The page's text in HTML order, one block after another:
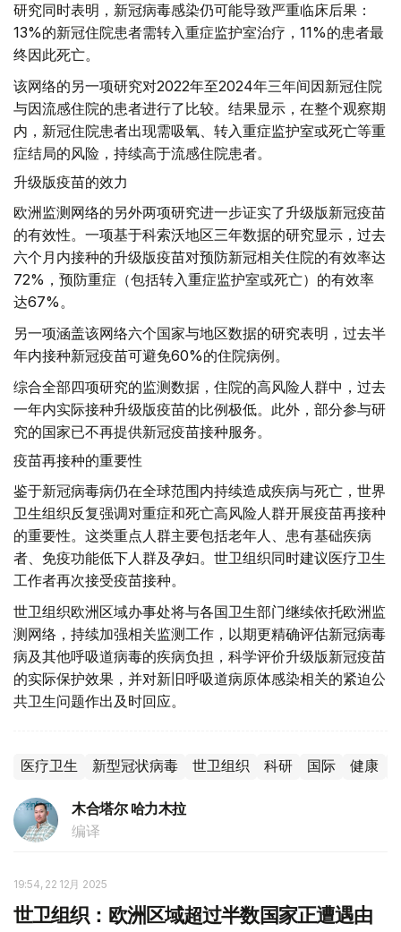
研究同时表明，新冠病毒感染仍可能导致严重临床后果：
13%的新冠住院患者需转入重症监护室治疗，11%的患者最
终因此死亡。
该网络的另一项研究对2022年至2024年三年间因新冠住院
与因流感住院的患者进行了比较。结果显示，在整个观察期
内，新冠住院患者出现需吸氧、转入重症监护室或死亡等重
症结局的风险，持续高于流感住院患者。
升级版疫苗的效力
欧洲监测网络的另外两项研究进一步证实了升级版新冠疫苗
的有效性。一项基于科索沃地区三年数据的研究显示，过去
六个月内接种的升级版疫苗对预防新冠相关住院的有效率达
72%，预防重症（包括转入重症监护室或死亡）的有效率
达67%。
另一项涵盖该网络六个国家与地区数据的研究表明，过去半
年内接种新冠疫苗可避免60%的住院病例。
综合全部四项研究的监测数据，住院的高风险人群中，过去
一年内实际接种升级版疫苗的比例极低。此外，部分参与研
究的国家已不再提供新冠疫苗接种服务。
疫苗再接种的重要性
鉴于新冠病毒病仍在全球范围内持续造成疾病与死亡，世界
卫生组织反复强调对重症和死亡高风险人群开展疫苗再接种
的重要性。这类重点人群主要包括老年人、患有基础疾病
者、免疫功能低下人群及孕妇。世卫组织同时建议医疗卫生
工作者再次接受疫苗接种。
世卫组织欧洲区域办事处将与各国卫生部门继续依托欧洲监
测网络，持续加强相关监测工作，以期更精确评估新冠病毒
病及其他呼吸道病毒的疾病负担，科学评价升级版新冠疫苗
的实际保护效果，并对新旧呼吸道病原体感染相关的紧迫公
共卫生问题作出及时回应。
医疗卫生 新型冠状病毒 世卫组织 科研 国际 健康
木合塔尔 哈力木拉
编译
19:54, 22 12月 2025
世卫组织：欧洲区域超过半数国家正遭遇由